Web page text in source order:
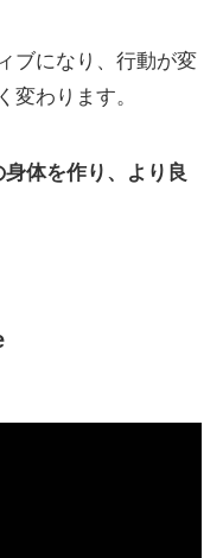
ブになり、行動が変
変わります。
体を作り、より良